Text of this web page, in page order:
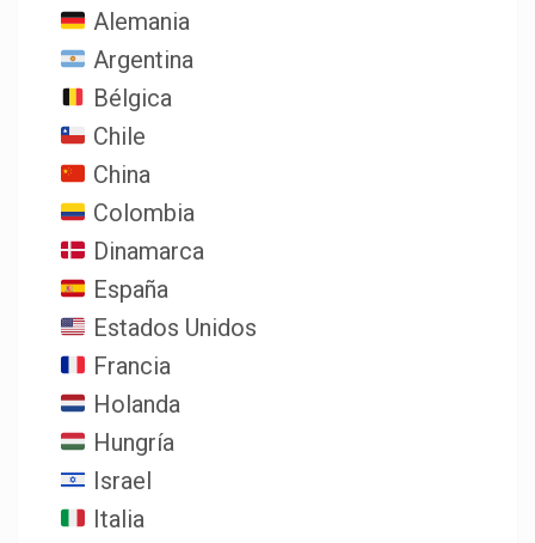
Alemania
Argentina
Bélgica
Chile
China
Colombia
Dinamarca
España
Estados Unidos
Francia
Holanda
Hungría
Israel
Italia